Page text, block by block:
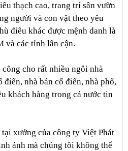
thạch cao, trang trí sân vườn
người và con vật theo yêu
điêu khác được mệnh danh là
và các tỉnh lân cận.
cho rất nhiều ngôi nhà
điển, nhà bán cổ điển, nhà phố,
khách hàng trong cả nước tin
xưởng của công ty Việt Phát
ảnh mà chúng tôi không thể